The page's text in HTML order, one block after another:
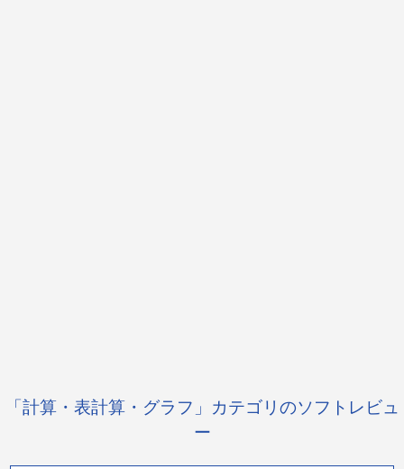
「計算・表計算・グラフ」カテゴリのソフトレビュ
ー